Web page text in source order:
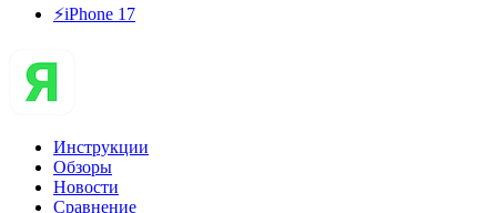
⚡️iPhone 17
Инструкции
Обзоры
Новости
Сравнение